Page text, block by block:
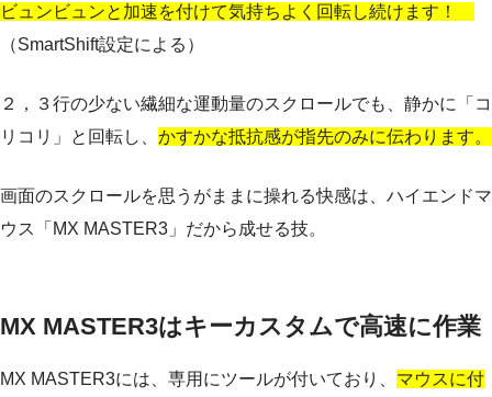
ビュンビュンと加速を付けて気持ちよく回転し続けます！
（SmartShift設定による）
２，３行の少ない繊細な運動量のスクロールでも、静かに「コ
リコリ」と回転し、 かすかな抵抗感が指先のみに伝わります。
画面のスクロールを思うがままに操れる快感は、ハイエンドマ
ウス「MX MASTER3」だから成せる技。
MX MASTER3はキーカスタムで高速に作業
MX MASTER3には、専用にツールが付いており、 マウスに付